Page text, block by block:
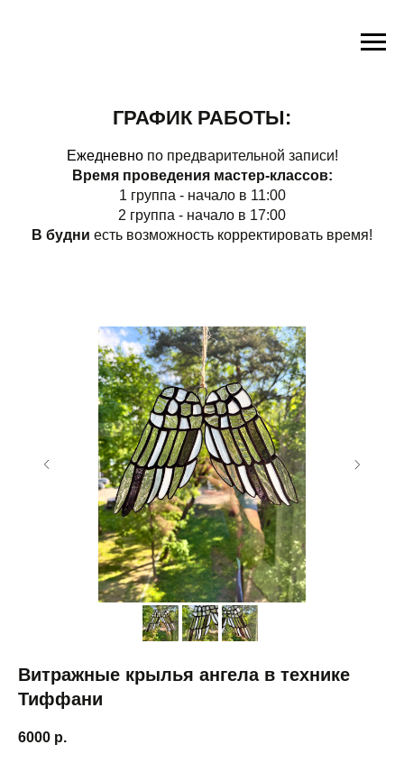
ГРАФИК РАБОТЫ:
Ежедневно по предварительной записи!
Время проведения мастер-классов:
1 группа - начало в 11:00
2 группа - начало в 17:00
В будни есть возможность корректировать время!
Витражные крылья ангела в технике
Тиффани
6000 р.